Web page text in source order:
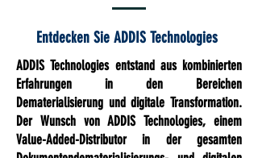
Entdecken Sie ADDIS Technologies
ADDIS Technologies entstand aus kombinierten
Erfahrungen in den Bereichen
Dematerialisierung und digitale Transformation.
Der Wunsch von ADDIS Technologies, einem
Value-Added-Distributor in der gesamten